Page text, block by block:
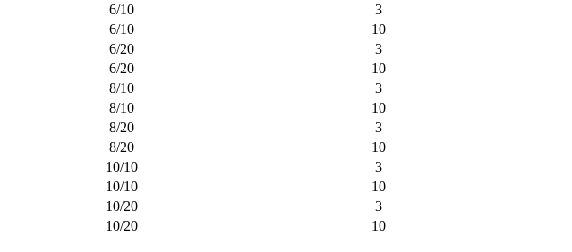
6/10
3
6/10
10
6/20
3
6/20
10
8/10
3
8/10
10
8/20
3
8/20
10
10/10
3
10/10
10
10/20
3
10/20
10